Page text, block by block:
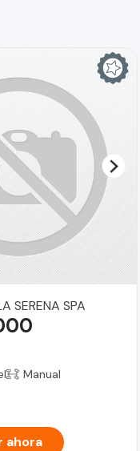
SERENA SPA
Manual
ahora